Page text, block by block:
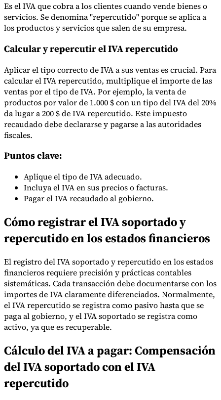
Expertos
Nuestros autores Conviértase en colaborador Elija un experto
Es el IVA que cobra a los clientes cuando vende bienes o
servicios. Se denomina "repercutido" porque se aplica a
los productos y servicios que salen de su empresa.
Calcular y repercutir el IVA repercutido
Aplicar el tipo correcto de IVA a sus ventas es crucial. Para
calcular el IVA repercutido, multiplique el importe de las
ventas por el tipo de IVA. Por ejemplo, la venta de
productos por valor de 1.000 $ con un tipo del IVA del 20%
da lugar a 200 $ de IVA repercutido. Este impuesto
recaudado debe declararse y pagarse a las autoridades
fiscales.
Puntos clave:
Aplique el tipo de IVA adecuado.
Incluya el IVA en sus precios o facturas.
Pagar el IVA recaudado al gobierno.
Cómo registrar el IVA soportado y
repercutido en los estados financieros
El registro del IVA soportado y repercutido en los estados
financieros requiere precisión y prácticas contables
sistemáticas. Cada transacción debe documentarse con los
importes de IVA claramente diferenciados. Normalmente,
el IVA repercutido se registra como pasivo hasta que se
paga al gobierno, y el IVA soportado se registra como
activo, ya que es recuperable.
Cálculo del IVA a pagar: Compensación
del IVA soportado con el IVA
repercutido